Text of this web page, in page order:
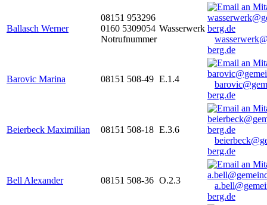
Ballasch Werner
08151 953296
0160 5309054
Notrufnummer
Wasserwerk
berg.de
Barovic Marina 08151 508-49 E.1.4
berg.de
Beierbeck Maximilian 08151 508-18 E.3.6
berg.de
Bell Alexander 08151 508-36 O.2.3
berg.de